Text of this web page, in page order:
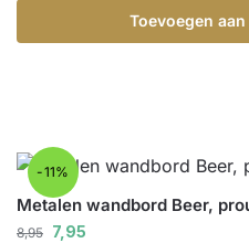
Toevoegen
-11%
Metalen wandbord Beer,
8,95 7,95